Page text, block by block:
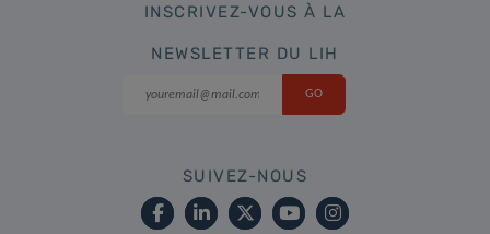
INSCRIVEZ-VOUS À LA
NEWSLETTER DU LIH
SUIVEZ-NOUS